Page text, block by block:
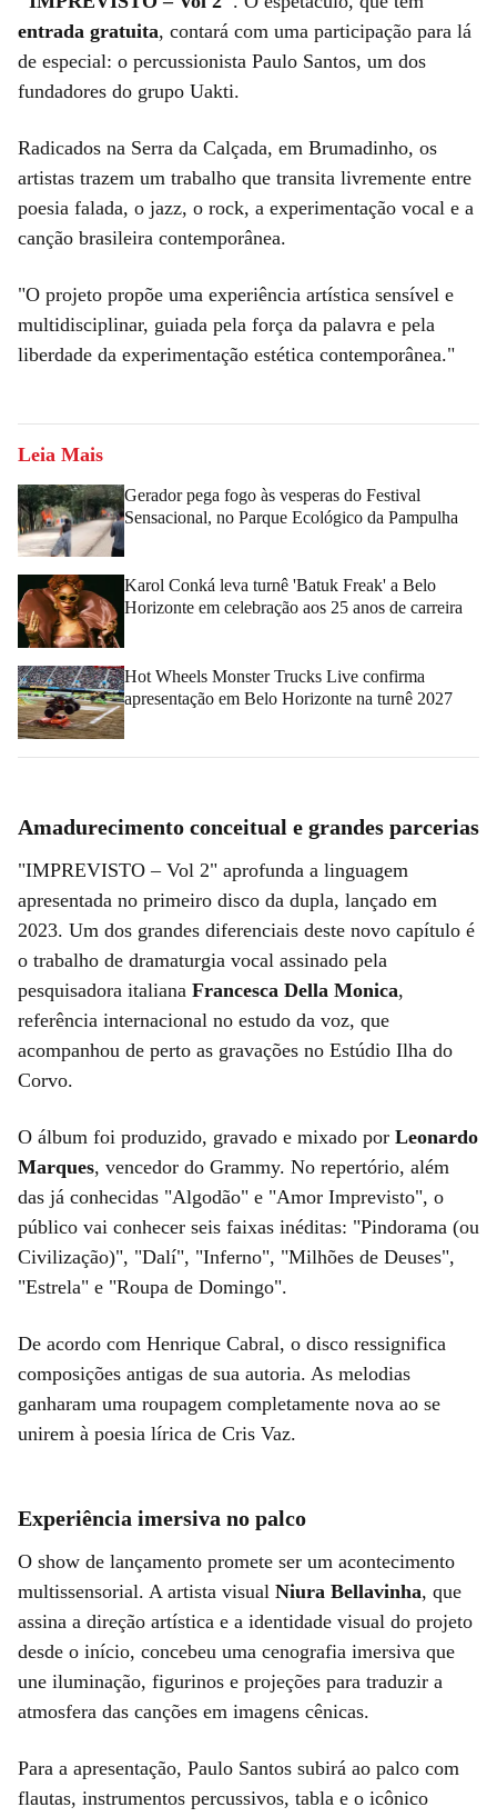
entrada gratuita, contará com uma participação para lá
de especial: o percussionista Paulo Santos, um dos
fundadores do grupo Uakti.
Radicados na Serra da Calçada, em Brumadinho, os
artistas trazem um trabalho que transita livremente entre
poesia falada, o jazz, o rock, a experimentação vocal e a
canção brasileira contemporânea.
"O projeto propõe uma experiência artística sensível e
multidisciplinar, guiada pela força da palavra e pela
liberdade da experimentação estética contemporânea."
Leia Mais
Gerador pega fogo às vesperas do Festival
Sensacional, no Parque Ecológico da Pampulha
Karol Conká leva turnê 'Batuk Freak' a Belo
Horizonte em celebração aos 25 anos de carreira
Hot Wheels Monster Trucks Live confirma
apresentação em Belo Horizonte na turnê 2027
Amadurecimento conceitual e grandes parcerias
"IMPREVISTO – Vol 2" aprofunda a linguagem
apresentada no primeiro disco da dupla, lançado em
2023. Um dos grandes diferenciais deste novo capítulo é
o trabalho de dramaturgia vocal assinado pela
pesquisadora italiana Francesca Della Monica,
referência internacional no estudo da voz, que
acompanhou de perto as gravações no Estúdio Ilha do
Corvo.
O álbum foi produzido, gravado e mixado por Leonardo
Marques, vencedor do Grammy. No repertório, além
das já conhecidas "Algodão" e "Amor Imprevisto", o
público vai conhecer seis faixas inéditas: "Pindorama (ou
Civilização)", "Dalí", "Inferno", "Milhões de Deuses",
"Estrela" e "Roupa de Domingo".
De acordo com Henrique Cabral, o disco ressignifica
composições antigas de sua autoria. As melodias
ganharam uma roupagem completamente nova ao se
unirem à poesia lírica de Cris Vaz.
Experiência imersiva no palco
O show de lançamento promete ser um acontecimento
multissensorial. A artista visual Niura Bellavinha, que
assina a direção artística e a identidade visual do projeto
desde o início, concebeu uma cenografia imersiva que
une iluminação, figurinos e projeções para traduzir a
atmosfera das canções em imagens cênicas.
Para a apresentação, Paulo Santos subirá ao palco com
flautas, instrumentos percussivos, tabla e o icônico